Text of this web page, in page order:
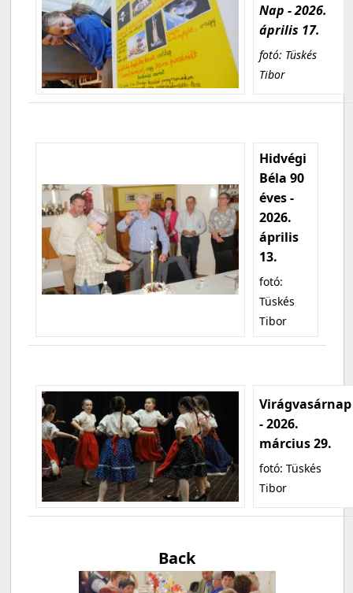
Nap - 2026.
április 17.
fotó: Tüskés
Tibor
Hidvégi
Béla 90
éves -
2026.
április
13.
fotó:
Tüskés
Tibor
Virágvasárnap
- 2026.
március 29.
fotó: Tüskés
Tibor
Back